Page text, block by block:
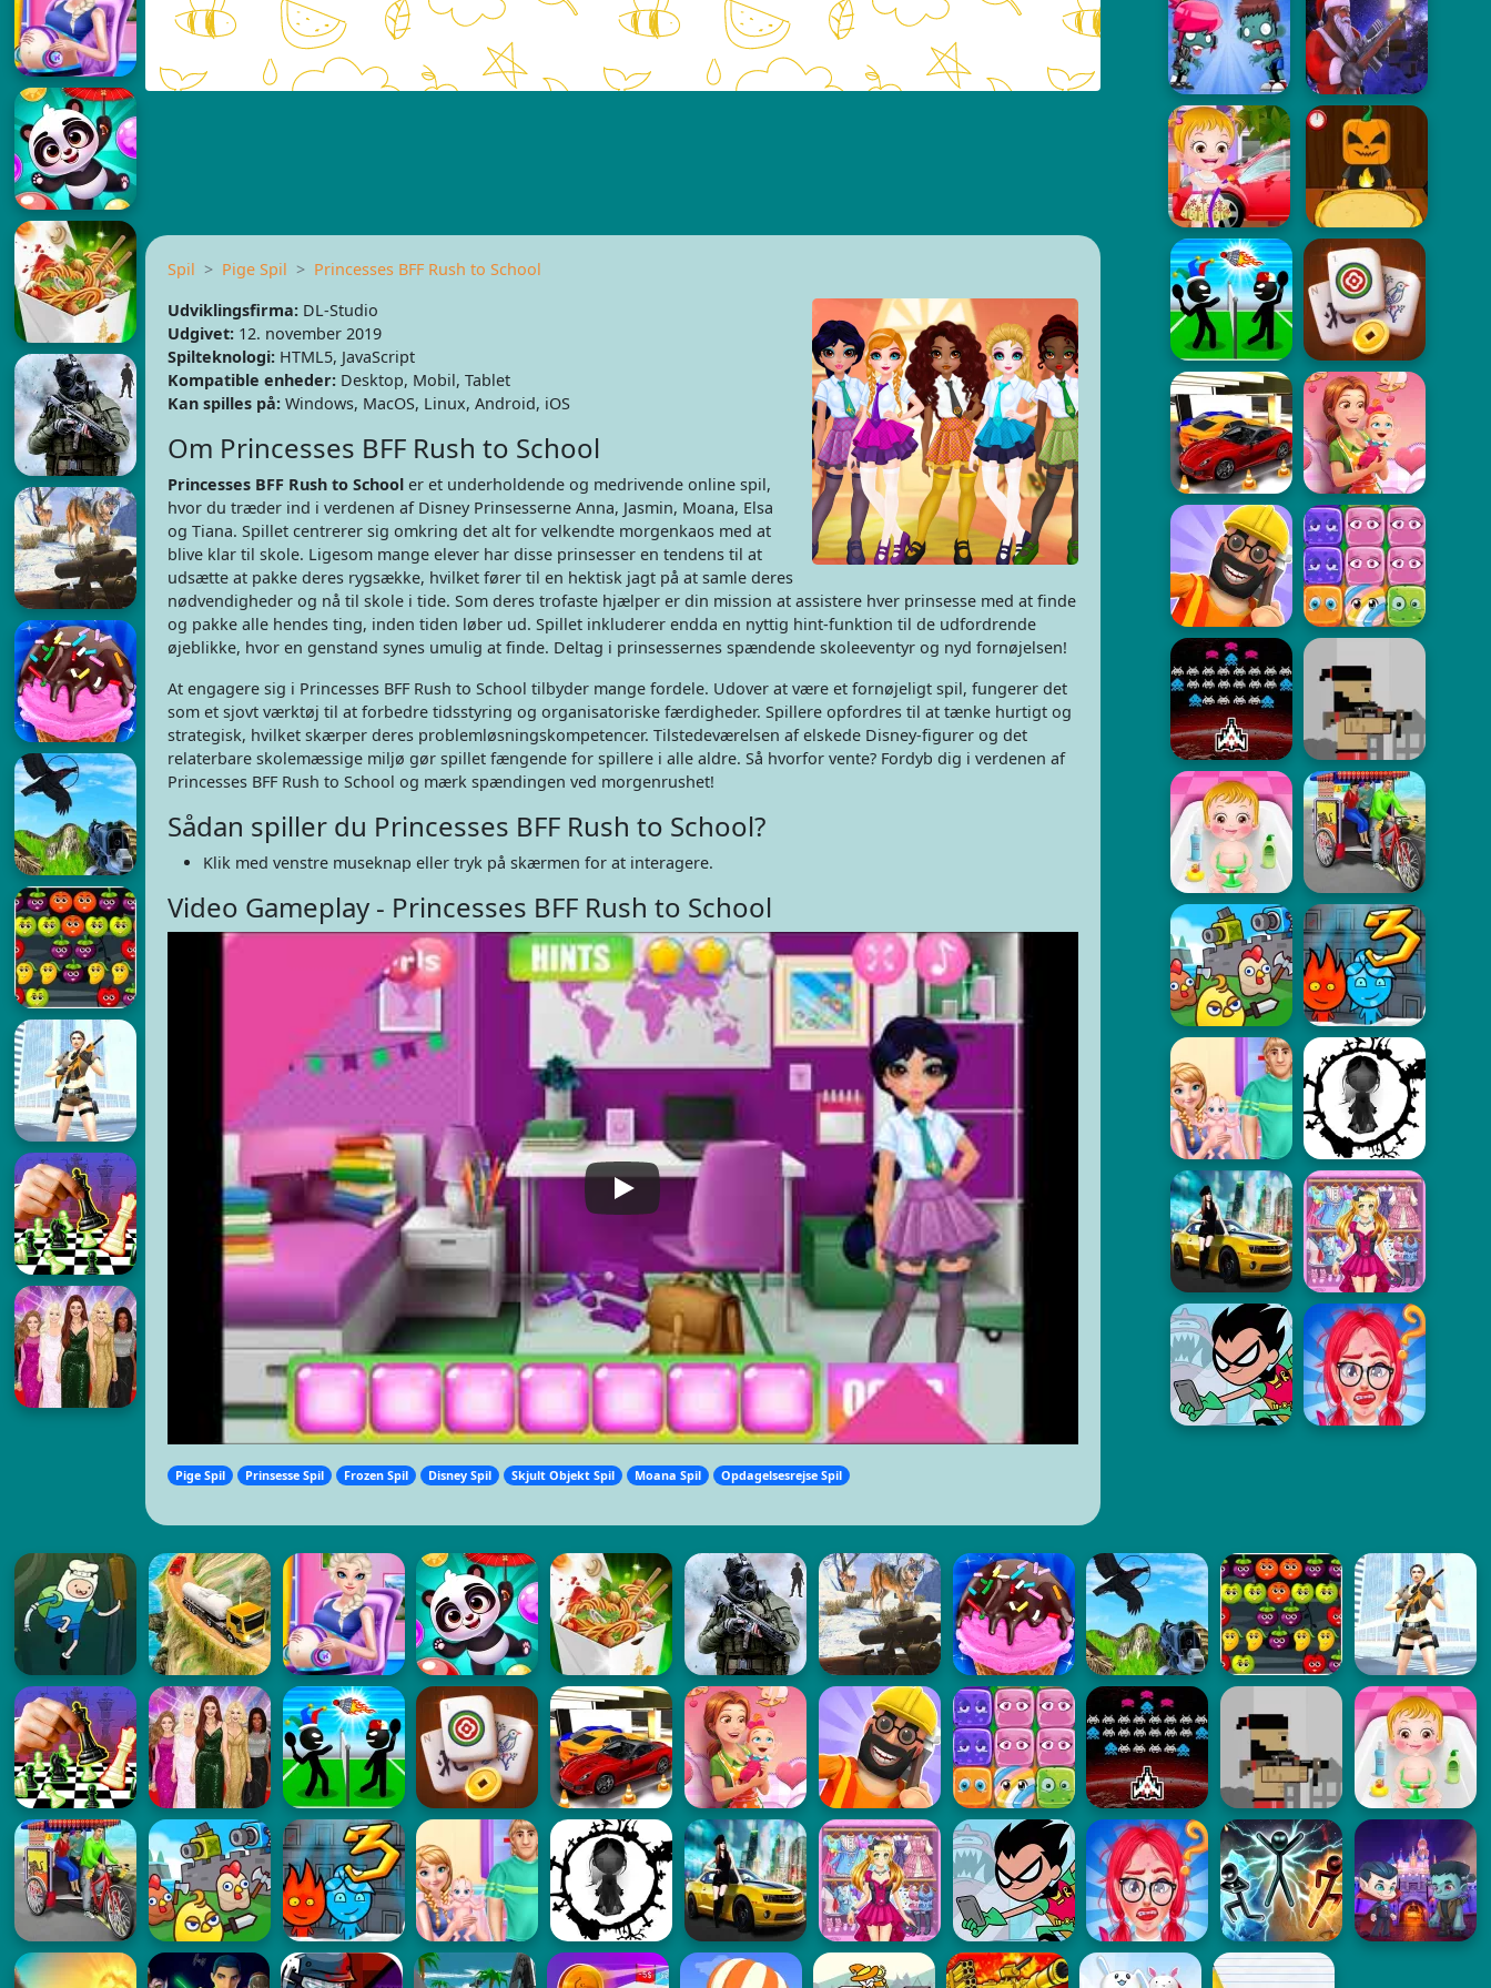
Spil Pige Spil
Princesses BFF Rush to School
Udviklingsfirma:DL-Studio
Udgivet:12. november 2019
Spilteknologi:HTML5, JavaScript
Kompatible enheder:Desktop, Mobil, Tablet
Kan spilles på:Windows, MacOS, Linux, Android, iOS
Om Princesses BFF Rush to School
Princesses BFF Rush to Schooler et underholdende og medrivende online spil,
hvor du træder ind i verdenen af Disney Prinsesserne Anna, Jasmin, Moana, Elsa
og Tiana. Spillet centrerer sig omkring det alt for velkendte morgenkaos med at
blive klar til skole. Ligesom mange elever har disse prinsesser en tendens til at
udsætte at pakke deres rygsække, hvilket fører til en hektisk jagt på at samle deres
nødvendigheder og nå til skole i tide. Som deres trofaste hjælper er din mission at assistere hver prinsesse med at finde
og pakke alle hendes ting, inden tiden løber ud. Spillet inkluderer endda en nyttig hint-funktion til de udfordrende
øjeblikke, hvor en genstand synes umulig at finde. Deltag i prinsessernes spændende skoleeventyr og nyd fornøjelsen!
At engagere sig i Princesses BFF Rush to School tilbyder mange fordele. Udover at være et fornøjeligt spil, fungerer det
som et sjovt værktøj til at forbedre tidsstyring og organisatoriske færdigheder. Spillere opfordres til at tænke hurtigt og
strategisk, hvilket skærper deres problemløsningskompetencer. Tilstedeværelsen af elskede Disney-figurer og det
relaterbare skolemæssige miljø gør spillet fængende for spillere i alle aldre. Så hvorfor vente? Fordyb dig i verdenen af
Princesses BFF Rush to School og mærk spændingen ved morgenrushet!
Sådan spiller du Princesses BFF Rush to School?
Klik med venstre museknap eller tryk på skærmen for at interagere.
Video Gameplay - Princesses BFF Rush to School
Pige Spil Prinsesse Spil Frozen Spil Disney Spil Skjult Objekt Spil Moana Spil Opdagelsesrejse Spil